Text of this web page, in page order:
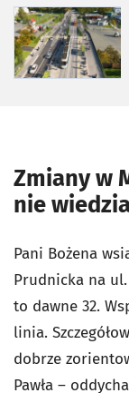
otworzy się w
Zmiany w
nie
Pani Bożena
Prudnicka na
to dawne 32.
linia.
dobrze
Pawła –